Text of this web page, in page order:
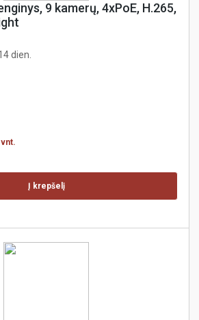
9 kamerų, 4xPoE, H.265,
dien.
Į krepšelį